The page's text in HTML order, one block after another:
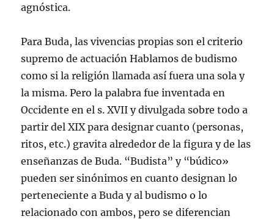
agnóstica.
Para Buda, las vivencias propias son el criterio
supremo de actuación Hablamos de budismo
como si la religión llamada así fuera una sola y
la misma. Pero la palabra fue inventada en
Occidente en el s. XVII y divulgada sobre todo a
partir del XIX para designar cuanto (personas,
ritos, etc.) gravita alrededor de la figura y de las
enseñanzas de Buda. “Budista” y “búdico»
pueden ser sinónimos en cuanto designan lo
perteneciente a Buda y al budismo o lo
relacionado con ambos, pero se diferencian